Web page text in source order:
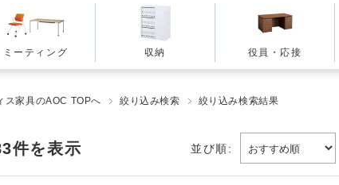
ミーティング 収納 役員・応接
ス家具のAOC TOPへ 絞り込み検索 絞り込み検索結果
件を表示 並び順: